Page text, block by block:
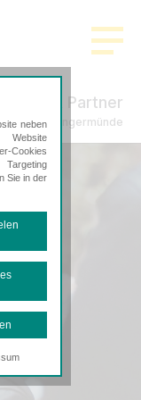
Freund & Partner
in Angermünde
neben
Cookies
Sie in der
um die